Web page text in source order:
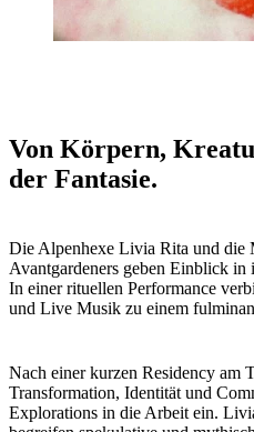
Von Körpern,
der Fantasie.
Die Alpenhexe Livia Rita und die
Avantgardeners geben Einblick
In einer rituellen Performance
und Live Musik zu einem
Nach einer kurzen Residency am
Transformation, Identität und
Explorations in die Arbeit ein.